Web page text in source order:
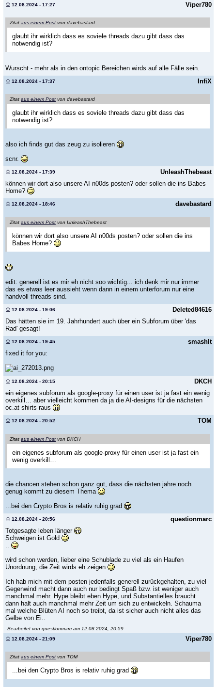
Viper780
12.08.2024 - 17:27
Zitat aus einem Post von davebastard
glaubt ihr wirklich dass es soviele threads dazu gibt dass das
notwendig ist?
Wurscht - mehr als in den ontopic Bereichen wirds auf alle Fälle sein.
InfiX
12.08.2024 - 17:37
Zitat aus einem Post von davebastard
glaubt ihr wirklich dass es soviele threads dazu gibt dass das
notwendig ist?
also ich finds gut das zeug zu isolieren
scnr.
UnleashThebeast
12.08.2024 - 17:39
können wir dort also unsere AI n00ds posten? oder sollen die ins Babes
Home?
davebastard
12.08.2024 - 18:46
Zitat aus einem Post von UnleashThebeast
können wir dort also unsere AI n00ds posten? oder sollen die ins
Babes Home?
edit: generell ist es mir eh nicht soo wichtig... ich denk mir nur immer
das es etwas leer aussieht wenn dann in einem unterforum nur eine
handvoll threads sind.
Deleted84616
12.08.2024 - 19:06
Das hätten sie im 19. Jahrhundert auch über ein Subforum über 'das
Rad' gesagt!
smashIt
12.08.2024 - 19:45
fixed it for you:
DKCH
12.08.2024 - 20:15
ein eigenes subforum als google-proxy für einen user ist ja fast ein wenig
overkill… aber vielleicht kommen da ja die AI-designs für die nächsten
oc.at shirts raus
TOM
12.08.2024 - 20:52
Zitat aus einem Post von DKCH
ein eigenes subforum als google-proxy für einen user ist ja fast ein
wenig overkill…
die chancen stehen schon ganz gut, dass die nächsten jahre noch
genug kommt zu diesem Thema
...bei den Crypto Bros is relativ ruhig grad
questionmarc
12.08.2024 - 20:56
Totgesagte leben länger
Schweigen ist Gold
wird schon werden, lieber eine Schublade zu viel als ein Haufen
Unordnung, die Zeit wirds eh zeigen
Ich hab mich mit dem posten jedenfalls generell zurückgehalten, zu viel
Gegenwind macht dann auch nur bedingt Spaß bzw. ist weniger auch
manchmal mehr. Hype bleibt eben Hype, und Substantielles braucht
dann halt auch manchmal mehr Zeit um sich zu entwickeln. Schauma
mal welche Blüten AI noch so treibt, da ist sicher auch nicht alles das
Gelbe von Ei..
Bearbeitet von questionmarc am 12.08.2024, 20:59
Viper780
12.08.2024 - 21:09
Zitat aus einem Post von TOM
...bei den Crypto Bros is relativ ruhig grad